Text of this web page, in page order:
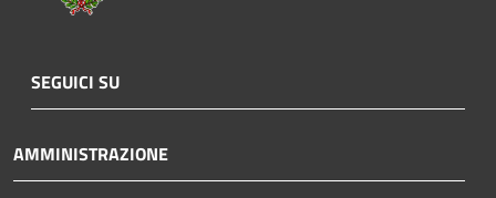
SEGUICI SU
AMMINISTRAZIONE